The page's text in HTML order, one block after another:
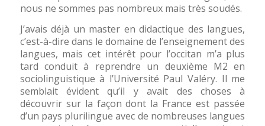
nous ne sommes pas nombreux mais très soudés.
J’avais déjà un master en didactique des langues,
c’est-à-dire dans le domaine de l’enseignement des
langues, mais cet intérêt pour l’occitan m’a plus
tard conduit à reprendre un deuxième M2 en
sociolinguistique à l’Université Paul Valéry. Il me
semblait évident qu’il y avait des choses à
découvrir sur la façon dont la France est passée
d’un pays plurilingue avec de nombreuses langues